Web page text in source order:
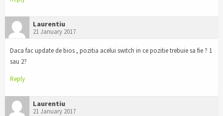
Laurentiu
21 January 2017
Daca fac update de bios , pozitia acelui switch in ce pozitie trebuie sa fie ? 1
sau 2?
Reply
Laurentiu
21 January 2017